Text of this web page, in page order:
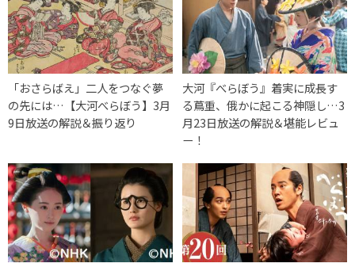
「おさらばえ」二人をつなぐ夢
の先には…【大河べらぼう】3月
9日放送の解説＆振り返り
大河『べらぼう』着実に成長す
る蔦重、俄かに起こる神隠し…3
月23日放送の解説＆堪能レビュ
ー！